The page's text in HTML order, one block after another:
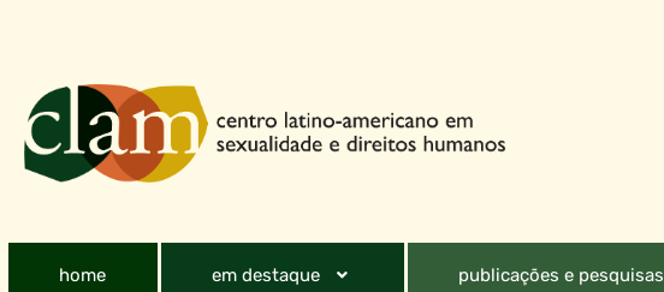
home em destaque publicações e pesquisas